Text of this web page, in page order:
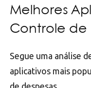
Melhores
Controle de
Segue uma análise
aplicativos mais
de despesas.